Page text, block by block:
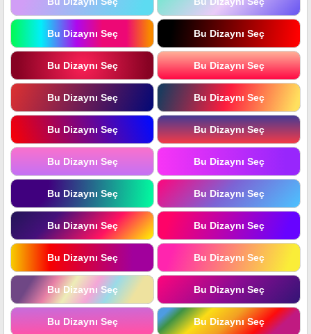
Bu Dizaynı Seç Bu Dizaynı Seç
Bu Dizaynı Seç Bu Dizaynı Seç
Bu Dizaynı Seç Bu Dizaynı Seç
Bu Dizaynı Seç Bu Dizaynı Seç
Bu Dizaynı Seç Bu Dizaynı Seç
Bu Dizaynı Seç Bu Dizaynı Seç
Bu Dizaynı Seç Bu Dizaynı Seç
Bu Dizaynı Seç Bu Dizaynı Seç
Bu Dizaynı Seç Bu Dizaynı Seç
Bu Dizaynı Seç Bu Dizaynı Seç